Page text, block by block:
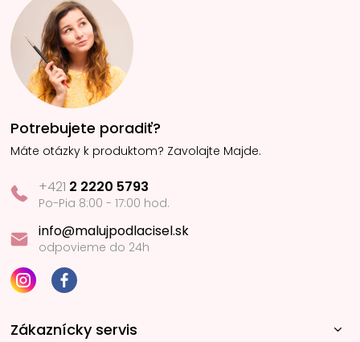
Potrebujete poradiť?
Máte otázky k produktom? Zavolajte Majde.
+421 2 2220 5793
Po-Pia 8:00 - 17:00 hod.
info@malujpodlacisel.sk
odpovieme do 24h
Zákaznícky servis